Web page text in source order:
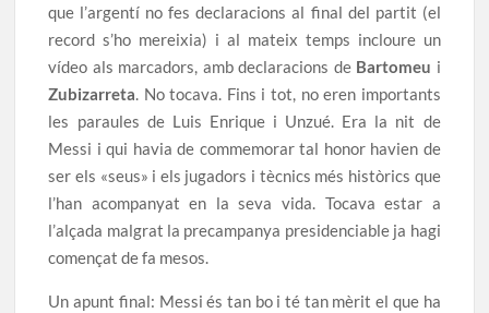
que l’argentí no fes declaracions al final del partit (el
record s’ho mereixia) i al mateix temps incloure un
vídeo als marcadors, amb declaracions de Bartomeu i
Zubizarreta. No tocava. Fins i tot, no eren importants
les paraules de Luis Enrique i Unzué. Era la nit de
Messi i qui havia de commemorar tal honor havien de
ser els «seus» i els jugadors i tècnics més històrics que
l’han acompanyat en la seva vida. Tocava estar a
l’alçada malgrat la precampanya presidenciable ja hagi
començat de fa mesos.
Un apunt final: Messi és tan bo i té tan mèrit el que ha